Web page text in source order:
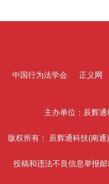
中国行为法学会 正义网
主办单位：辰辉通
版权所有： 辰辉通科技(南
投稿和违法不良信息举报